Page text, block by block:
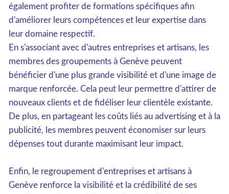
également profiter de formations spécifiques afin
d'améliorer leurs compétences et leur expertise dans
leur domaine respectif.
En s'associant avec d'autres entreprises et artisans, les
membres des groupements à Genève peuvent
bénéficier d'une plus grande visibilité et d'une image de
marque renforcée. Cela peut leur permettre d'attirer de
nouveaux clients et de fidéliser leur clientèle existante.
De plus, en partageant les coûts liés au advertising et à la
publicité, les membres peuvent économiser sur leurs
dépenses tout durante maximisant leur impact.
Enfin, le regroupement d'entreprises et artisans à
Genève renforce la visibilité et la crédibilité de ses